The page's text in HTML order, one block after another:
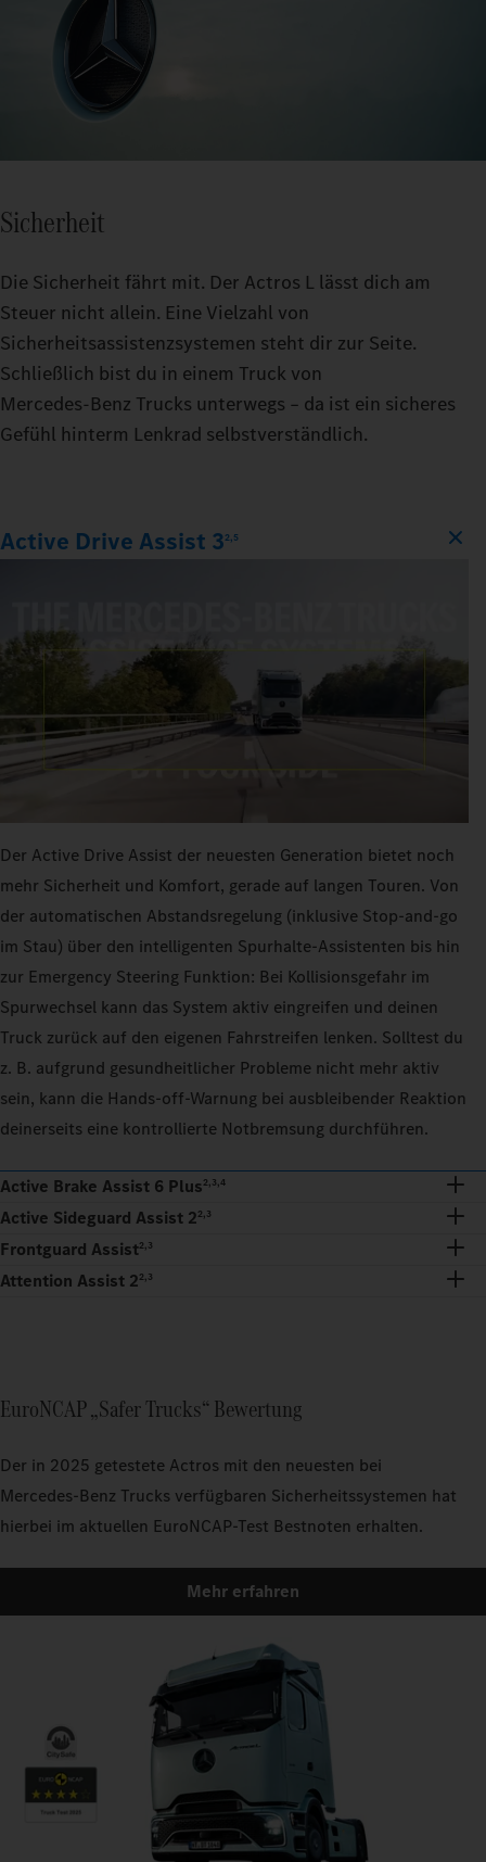
Sicherheit
Die Sicherheit fährt mit. Der Actros L lässt dich am
Steuer nicht allein. Eine Vielzahl von
Sicherheitsassistenzsystemen steht dir zur Seite.
Schließlich bist du in einem Truck von
Mercedes‑Benz Trucks unterwegs – da ist ein sicheres
Gefühl hinterm Lenkrad selbstverständlich.
Active Drive Assist 32,5
Der Active Drive Assist der neuesten Generation bietet noch
mehr Sicherheit und Komfort, gerade auf langen Touren. Von
der automatischen Abstandsregelung (inklusive Stop-and-go
im Stau) über den intelligenten Spurhalte-Assistenten bis hin
zur Emergency Steering Funktion: Bei Kollisionsgefahr im
Spurwechsel kann das System aktiv eingreifen und deinen
Truck zurück auf den eigenen Fahrstreifen lenken. Solltest du
z. B. aufgrund gesundheitlicher Probleme nicht mehr aktiv
sein, kann die Hands-off-Warnung bei ausbleibender Reaktion
deinerseits eine kontrollierte Notbremsung durchführen.
Active Brake Assist 6 Plus2,3,4
Active Sideguard Assist 22,3
Frontguard Assist2,3
Attention Assist 22,3
EuroNCAP „Safer Trucks“ Bewertung
Der in 2025 getestete Actros mit den neuesten bei
Mercedes‑Benz Trucks verfügbaren Sicherheitssystemen hat
hierbei im aktuellen EuroNCAP-Test Bestnoten erhalten.
Mehr erfahren